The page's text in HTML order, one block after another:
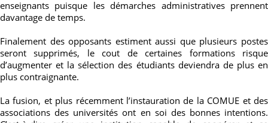
enseignants puisque les démarches administratives prennent
davantage de temps.
Finalement des opposants estiment aussi que plusieurs postes
seront supprimés, le cout de certaines formations risque
d’augmenter et la sélection des étudiants deviendra de plus en
plus contraignante.
La fusion, et plus récemment l’instauration de la COMUE et des
associations des universités ont en soi des bonnes intentions.